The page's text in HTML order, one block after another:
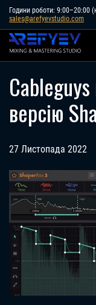
Skip
content
Години роботи: 9:00–20:00
sales@arefyevstudio.com
версію
27 Листопада 2022